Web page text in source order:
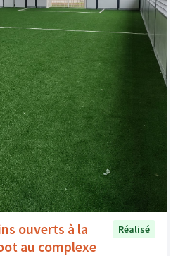
ouverts à la
au complexe
Réalisé